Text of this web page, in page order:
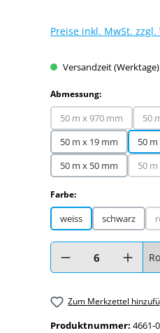
Preise inkl. MwSt.
Versandzeit
Abmessung:auswählen
50 m x 970 mm
(Diese Option ist
50
50 m x 19 mm 50
50 m x 50 mm
50
Farbe:auswählen
weiss schwarz
Produkt Anzahl: Gib
Zum Merkzettel
Produktnummer: 4661-